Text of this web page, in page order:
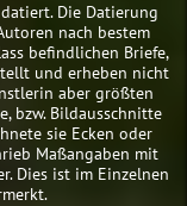
Die Datierung
nach bestem
befindlichen Briefe,
und erheben nicht
aber größten
bzw. Bildausschnitte
sie Ecken oder
Maßangaben mit
Dies ist im Einzelnen